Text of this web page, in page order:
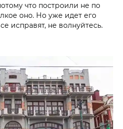
что построили не по
оно. Но уже идет его
исправят, не волнуйтесь.